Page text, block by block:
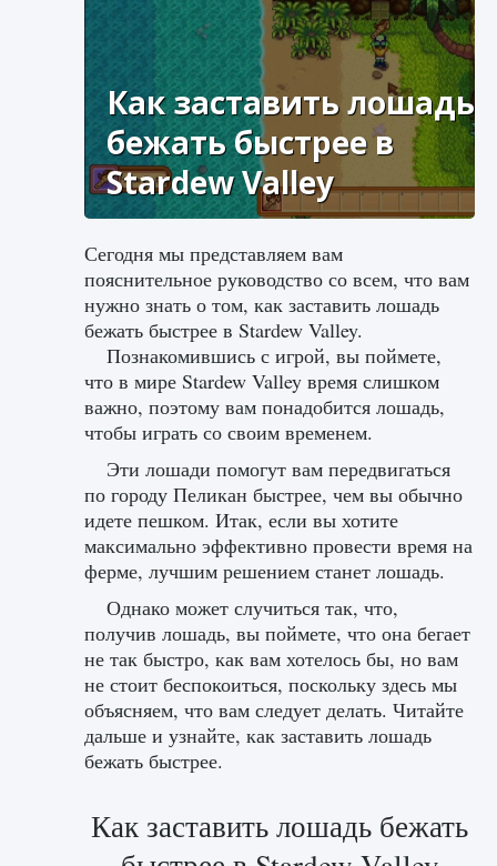
Как заставить лошадь
бежать быстрее в
Stardew Valley
Сегодня мы представляем вам
пояснительное руководство со всем, что вам
нужно знать о том, как заставить лошадь
бежать быстрее в Stardew Valley.
Познакомившись с игрой, вы поймете,
что в мире Stardew Valley время слишком
важно, поэтому вам понадобится лошадь,
чтобы играть со своим временем.
Эти лошади помогут вам передвигаться
по городу Пеликан быстрее, чем вы обычно
идете пешком. Итак, если вы хотите
максимально эффективно провести время на
ферме, лучшим решением станет лошадь.
Однако может случиться так, что,
получив лошадь, вы поймете, что она бегает
не так быстро, как вам хотелось бы, но вам
не стоит беспокоиться, поскольку здесь мы
объясняем, что вам следует делать. Читайте
дальше и узнайте, как заставить лошадь
бежать быстрее.
Как заставить лошадь бежать